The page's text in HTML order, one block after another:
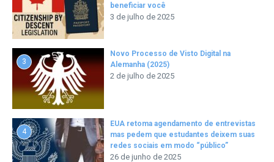
beneficiar você
3 de julho de 2025
3
Novo Processo de Visto Digital na
Alemanha (2025)
2 de julho de 2025
4
EUA retoma agendamento de entrevistas
mas pedem que estudantes deixem suas
redes sociais em modo “público”
26 de junho de 2025